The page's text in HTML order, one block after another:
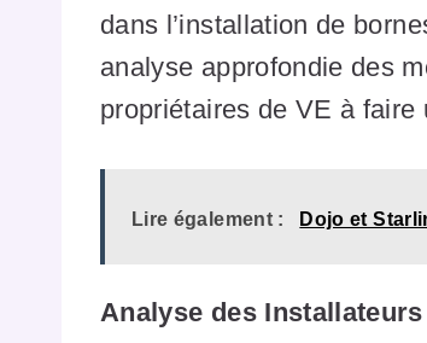
dans l’installation de
analyse approfondie des
propriétaires de VE à faire
Lire également : Dojo et
Analyse des Installateurs